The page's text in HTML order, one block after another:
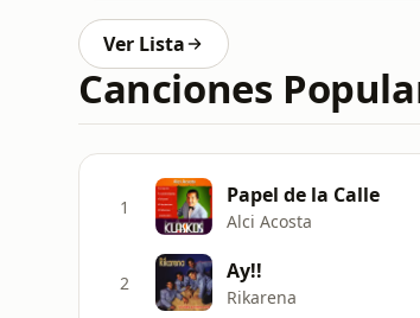
Ver Lista
Canciones
1 Papel de la Calle
Alci Acosta
2 Ay!!
Rikarena